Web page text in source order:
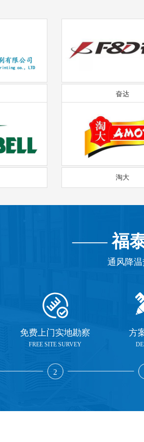
奋达
淘大
——福
通风降
免费上门实地勘察
FREE SITE SURVEY
2
方